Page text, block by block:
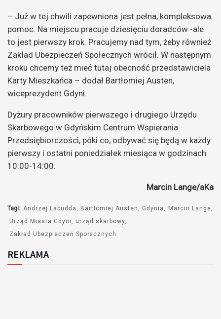
– Już w tej chwili zapewniona jest pełna, kompleksowa
pomoc. Na miejscu pracuje dziesięciu doradców -ale
to jest pierwszy krok. Pracujemy nad tym, żeby również
Zakład Ubezpieczeń Społecznych wrócił. W następnym
kroku chcemy też mieć tutaj obecność przedstawiciela
Karty Mieszkańca – dodał Bartłomiej Austen,
wiceprezydent Gdyni.
Dyżury pracowników pierwszego i drugiego Urzędu
Skarbowego w Gdyńskim Centrum Wspierania
Przedsiębiorczości, póki co, odbywać się będą w każdy
pierwszy i ostatni poniedziałek miesiąca w godzinach
10:00-14:00.
Marcin Lange/aKa
Tagi: Andrzej Labudda Bartłomiej Austen Gdynia
Marcin Lange
Urząd Miasta Gdyni
urząd skarbowy
Zakład Ubezpieczeń Społecznych
REKLAMA